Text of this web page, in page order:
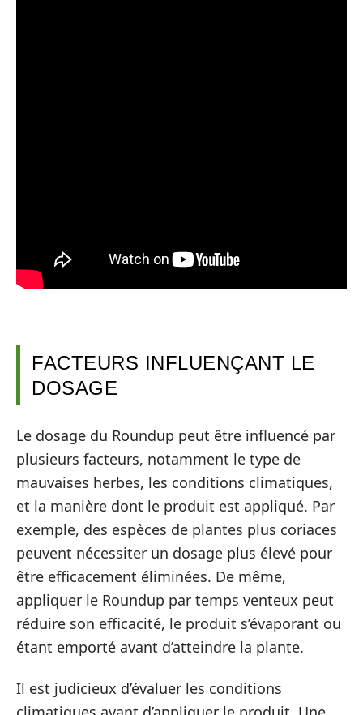
FACTEURS INFLUENÇANT LE
DOSAGE
Le dosage du Roundup peut être influencé par
plusieurs facteurs, notamment le type de
mauvaises herbes, les conditions climatiques,
et la manière dont le produit est appliqué. Par
exemple, des espèces de plantes plus coriaces
peuvent nécessiter un dosage plus élevé pour
être efficacement éliminées. De même,
appliquer le Roundup par temps venteux peut
réduire son efficacité, le produit s’évaporant ou
étant emporté avant d’atteindre la plante.
Il est judicieux d’évaluer les conditions